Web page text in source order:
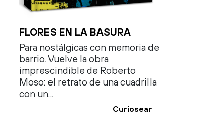
FLORES EN LA BASURA
Para nostálgicas con memoria de
barrio. Vuelve la obra
imprescindible de Roberto
Moso: el retrato de una cuadrilla
con un...
Curiosear